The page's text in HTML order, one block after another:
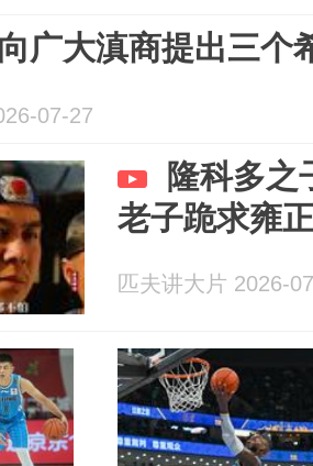
广大滇商提出三个
07-27
隆科多之
老子跪求雍
匹夫讲大片 2026-